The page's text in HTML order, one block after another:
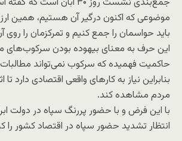
موضوعی که اکنون درگیر آن هستیم، همین
باید حواسمان را جمع کنیم و تمرکزمان را روی
این حرف به معنای بیهوده بودن سرکوب‌های
حاکمیت فهمیده که سرکوب نمی‌تواند
بنابراین نیاز به کارهای واقعی اقتصادی دارد
مردم مشاهده کند.
با این فرض و با حضور پررنگ سپاه در دولت
انتظار تشدید حضور سپاه در اقتصاد کشور را